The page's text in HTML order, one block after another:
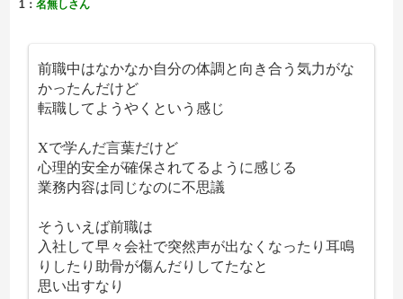
1：名無しさん
前職中はなかなか自分の体調と向き合う気力がな
かったんだけど
転職してようやくという感じ
Xで学んだ言葉だけど
心理的安全が確保されてるように感じる
業務内容は同じなのに不思議
そういえば前職は
入社して早々会社で突然声が出なくなったり耳鳴
りしたり助骨が傷んだりしてたなと
思い出すなり